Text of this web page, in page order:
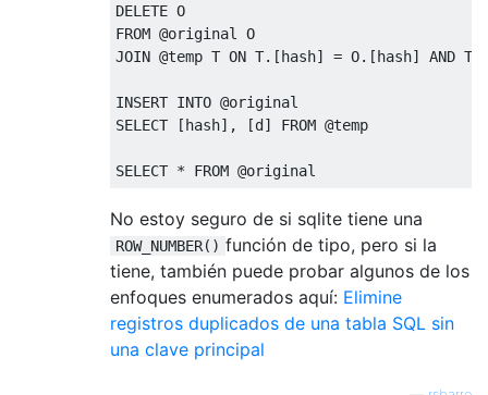
DELETE
FROM @
JOIN @temp T ON T.[hash] = O.[hash] AND T
INSERT INTO @
SELECT
[hash], [d] FROM @temp
SELECT * FROM @original
No estoy seguro de si sqlite tiene una
ROW_NUMBER() función de tipo, pero si la
tiene, también puede probar algunos de los
enfoques enumerados aquí: Elimine
registros duplicados de una tabla SQL sin
una clave principal